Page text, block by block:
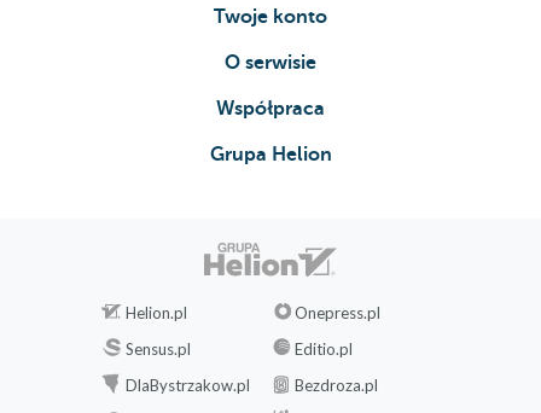
Twoje konto
O serwisie
Współpraca
Grupa Helion
Helion.pl
Onepress.pl
Sensus.pl
Editio.pl
DlaBystrzakow.pl
Bezdroza.pl